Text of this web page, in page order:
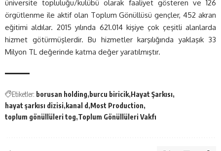
üniversite topluluğu/kulübü olarak faaliyet gösteren ve 126
örgütlenme ile aktif olan Toplum Gönüllüsü gençler, 452 akran
eğitimi aldılar. 2015 yılında 621.014 kişiye çok çeşitli alanlarda
hizmet götürmüşlerdir. Bu hizmetler karşılığında yaklaşık 33
Milyon TL değerinde katma değer yaratılmıştır.
Etiketler: borusan holding burcu biricik Hayat Şarkısı
hayat şarkısı dizisi kanal d Most Production
toplum gönüllüleri tog Toplum Gönüllüleri Vakfı